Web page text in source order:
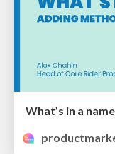
What’s in a